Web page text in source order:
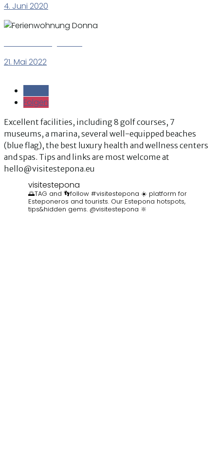
4. Juni 2020
21. Mai 2022
Folgen
Excellent facilities, including 8 golf courses, 7
museums, a marina, several well-equipped beaches
(blue flag), the best luxury health and wellness centers
and spas. Tips and links are most welcome at
hello@visitestepona.eu
visitestepona
🌅TAG and 👣follow #visitestepona ☀️ platform for
Esteponeros and tourists. Our Estepona hotspots,
tips&hidden gems. @visitestepona 🔆